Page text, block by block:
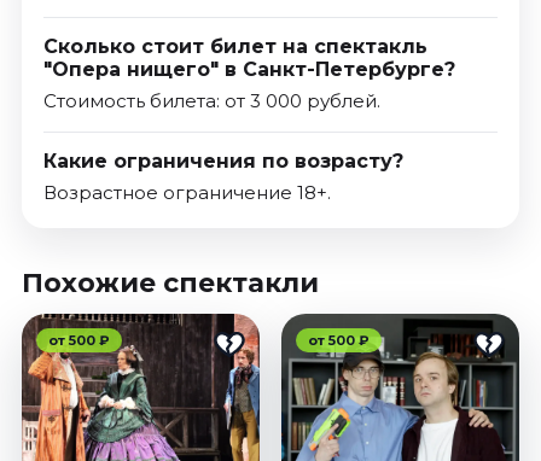
Сколько стоит билет на спектакль
"Опера нищего" в Санкт-Петербурге?
Стоимость билета: от 3 000 рублей.
Какие ограничения по возрасту?
Возрастное ограничение 18+.
Похожие спектакли
от 500 ₽ от 500 ₽